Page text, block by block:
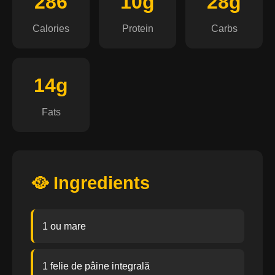
Calories Protein Carbs
14g
Fats
🥘 Ingredients
1 ou mare
1 felie de pâine integrală